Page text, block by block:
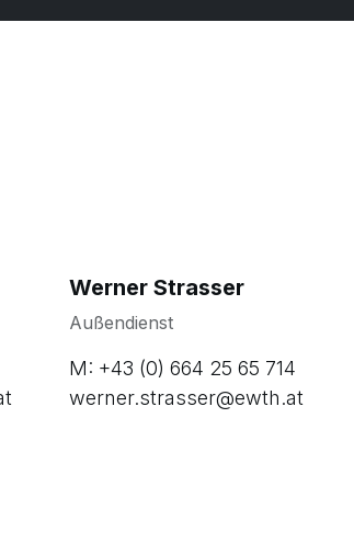
Werner Strasser
Außendienst
M: +43 (0) 664 25 65 714
werner.strasser@ewth.at